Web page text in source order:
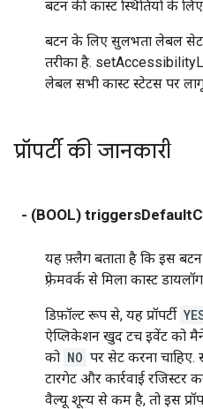
बटन की कास्ट स्थितियों के
बटन के लिए सुलभता लेबल
तरीका है.
लेबल सभी कास्ट स्टेटस पर लागू
प्रॉपर्टी की जानकारी
- (BOOL)
यह फ़्लैग बताता है कि इस
फ़्रेमवर्क से मिला कास्ट
डिफ़ॉल्ट रूप से, यह प्रॉपर्टी
ऐप्लिकेशन खुद टच इवेंट को मैनेज
को NO पर सेट करना चाहिए.
टारगेट और कार्रवाई रजिस्टर
वैल्यू शून्य से कम है, तो इस